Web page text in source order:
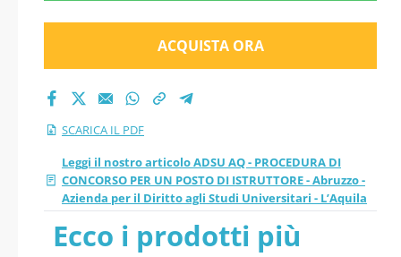
Studi Universitari -
L’Aquila pdf versione
2026 aggiornati
ACQUISTA ORA
SCARICA IL PDF
Leggi il nostro articolo ADSU AQ - PROCEDURA DI
CONCORSO PER UN POSTO DI ISTRUTTORE - Abruzzo -
Azienda per il Diritto agli Studi Universitari - L’Aquila
Ecco i prodotti più